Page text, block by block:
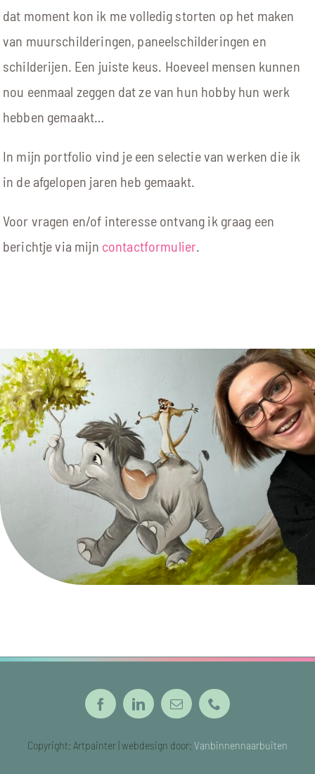
dat moment kon ik me volledig storten op het maken
van muurschilderingen, paneelschilderingen en
schilderijen. Een juiste keus. Hoeveel mensen kunnen
nou eenmaal zeggen dat ze van hun hobby hun werk
hebben gemaakt…
In mijn portfolio vind je een selectie van werken die ik
in de afgelopen jaren heb gemaakt.
Voor vragen en/of interesse ontvang ik graag een
berichtje via mijn contactformulier.
Copyright: Artpainter | webdesign door: Vanbinnennaarbuiten